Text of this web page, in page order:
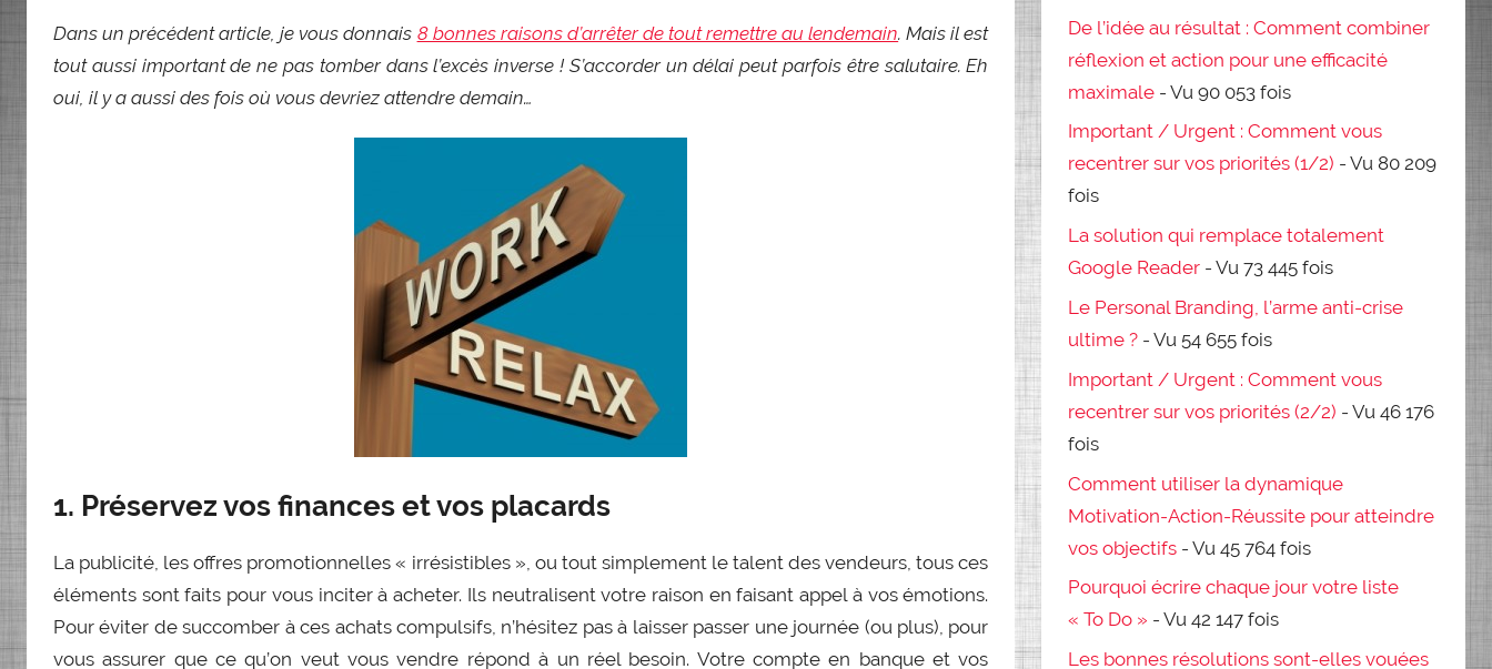
Dans un précédent article, je vous donnais 8 bonnes raisons d’arrêter de tout remettre au lendemain. Mais il est
tout aussi important de ne pas tomber dans l’excès inverse ! S’accorder un délai peut parfois être salutaire. Eh
oui, il y a aussi des fois où vous devriez attendre demain…
1. Préservez vos finances et vos placards
La publicité, les offres promotionnelles « irrésistibles », ou tout simplement le talent des vendeurs, tous ces
éléments sont faits pour vous inciter à acheter. Ils neutralisent votre raison en faisant appel à vos émotions.
Pour éviter de succomber à ces achats compulsifs, n’hésitez pas à laisser passer une journée (ou plus), pour
vous assurer que ce qu’on veut vous vendre répond à un réel besoin. Votre compte en banque et vos
De l’idée au résultat : Comment combiner
réflexion et action pour une efficacité
maximale - Vu 90 053 fois
Important / Urgent : Comment vous
recentrer sur vos priorités (1/2) - Vu 80 209
fois
La solution qui remplace totalement
Google Reader - Vu 73 445 fois
Le Personal Branding, l’arme anti-crise
ultime ? - Vu 54 655 fois
Important / Urgent : Comment vous
recentrer sur vos priorités (2/2) - Vu 46 176
fois
Comment utiliser la dynamique
Motivation-Action-Réussite pour atteindre
vos objectifs - Vu 45 764 fois
Pourquoi écrire chaque jour votre liste
« To Do » - Vu 42 147 fois
Les bonnes résolutions sont-elles vouées